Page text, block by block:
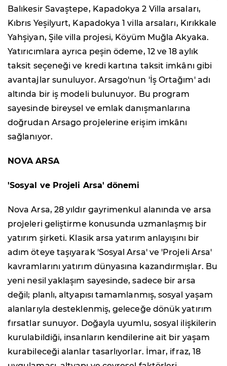
Balıkesir Savaştepe, Kapadokya 2 Villa arsaları,
Kıbrıs Yeşilyurt, Kapadokya 1 villa arsaları, Kırıkkale
Yahşiyan, Şile villa projesi, Köyüm Muğla Akyaka.
Yatırıcımlara ayrıca peşin ödeme, 12 ve 18 aylık
taksit seçeneği ve kredi kartına taksit imkânı gibi
avantajlar sunuluyor. Arsago'nun 'İş Ortağım' adı
altında bir iş modeli bulunuyor. Bu program
sayesinde bireysel ve emlak danışmanlarına
doğrudan Arsago projelerine erişim imkânı
sağlanıyor.
NOVA ARSA
'Sosyal ve Projeli Arsa' dönemi
Nova Arsa, 28 yıldır gayrimenkul alanında ve arsa
projeleri geliştirme konusunda uzmanlaşmış bir
yatırım şirketi. Klasik arsa yatırım anlayışını bir
adım öteye taşıyarak 'Sosyal Arsa' ve 'Projeli Arsa'
kavramlarını yatırım dünyasına kazandırmışlar. Bu
yeni nesil yaklaşım sayesinde, sadece bir arsa
değil; planlı, altyapısı tamamlanmış, sosyal yaşam
alanlarıyla desteklenmiş, geleceğe dönük yatırım
fırsatlar sunuyor. Doğayla uyumlu, sosyal ilişkilerin
kurulabildiği, insanların kendilerine ait bir yaşam
kurabileceği alanlar tasarlıyorlar. İmar, ifraz, 18